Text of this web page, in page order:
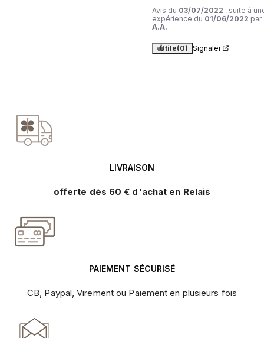
Avis du 03/07/2022 , suite à
expérience du 01/06/2022 par
A.A.
Utile(0) Signaler
LIVRAISON
offerte dès 60 € d'achat en Relais
PAIEMENT SÉCURISÉ
CB, Paypal, Virement ou Paiement en plusieurs fois